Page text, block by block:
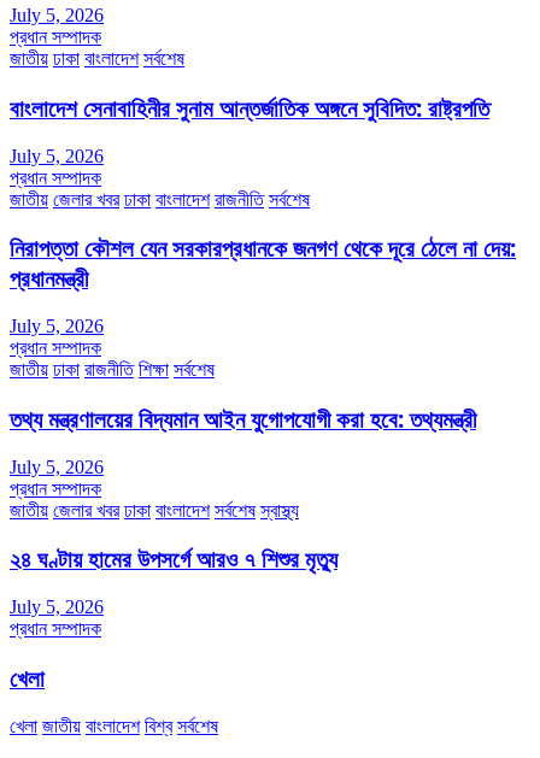
July 5, 2026
প্রধান সম্পাদক
জাতীয় ঢাকা বাংলাদেশ সর্বশেষ
বাংলাদেশ সেনাবাহিনীর সুনাম আন্তর্জাতিক অঙ্গনে সুবিদিত: রাষ্ট্রপতি
July 5, 2026
প্রধান সম্পাদক
জাতীয় জেলার খবর ঢাকা বাংলাদেশ রাজনীতি সর্বশেষ
নিরাপত্তা কৌশল যেন সরকারপ্রধানকে জনগণ থেকে দূরে ঠেলে না দেয়:
প্রধানমন্ত্রী
July 5, 2026
প্রধান সম্পাদক
জাতীয় ঢাকা রাজনীতি শিক্ষা সর্বশেষ
তথ্য মন্ত্রণালয়ের বিদ্যমান আইন যুগোপযোগী করা হবে: তথ্যমন্ত্রী
July 5, 2026
প্রধান সম্পাদক
জাতীয় জেলার খবর ঢাকা বাংলাদেশ সর্বশেষ স্বাস্থ্য
২৪ ঘণ্টায় হামের উপসর্গে আরও ৭ শিশুর মৃত্যু
July 5, 2026
প্রধান সম্পাদক
খেলা
খেলা জাতীয় বাংলাদেশ বিশ্ব সর্বশেষ